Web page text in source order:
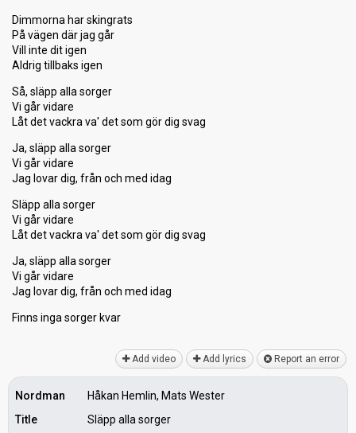
Dimmorna har skingrats
På vägen där jag går
Vill inte dit igen
Aldrig tillbaks igen
Så, släpp alla sorger
Vi går vidare
Låt det vackra va' det som gör dig svag
Ja, släpp alla sorger
Vi går vidare
Jag lovar dig, från och med idag
Släpp alla sorger
Vi går vidare
Låt det vackra va' det som gör dig svag
Ja, släpp alla sorger
Vi går vidare
Jag lovar dig, från och med idag
Finns inga ѕorger kvаr
Add video Add lyrics Report an error
Nordman
Håkan Hemlin, Mats Wester
Title
Släpp alla sorger